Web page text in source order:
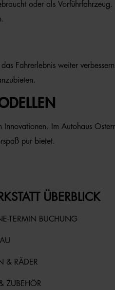
oder als Vorführfahrzeug.
Fahrerlebnis weiter
Innovationen. Im Autohaus
pur bietet.
ÜBERBLICK
TERMIN BUCHUNG
& RÄDER
& ZUBEHÖR